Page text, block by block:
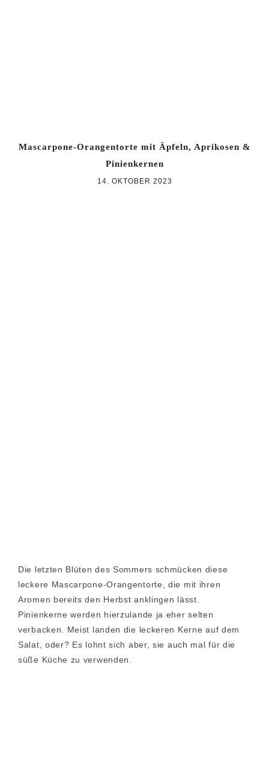
Mascarpone-Orangentorte mit Äpfeln, Aprikosen &
Pinienkernen
14. OKTOBER 2023
Die letzten Blüten des Sommers schmücken diese
leckere Mascarpone-Orangentorte, die mit ihren
Aromen bereits den Herbst anklingen lässt.
Pinienkerne werden hierzulande ja eher selten
verbacken. Meist landen die leckeren Kerne auf dem
Salat, oder? Es lohnt sich aber, sie auch mal für die
süße Küche zu verwenden.